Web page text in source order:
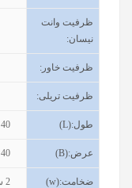
ظرفیت وانت
نیسان:
ظرفیت خاور :
ظرفیت تریلی:
طول(L):
40
عرض(B):
40
ضخامت(w):
2